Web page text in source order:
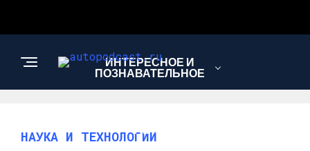
ИНТЕРЕСНОЕ И
ПОЗНАВАТЕЛЬНОЕ
АВТО
НАУКА И ТЕХНОЛОГИИ